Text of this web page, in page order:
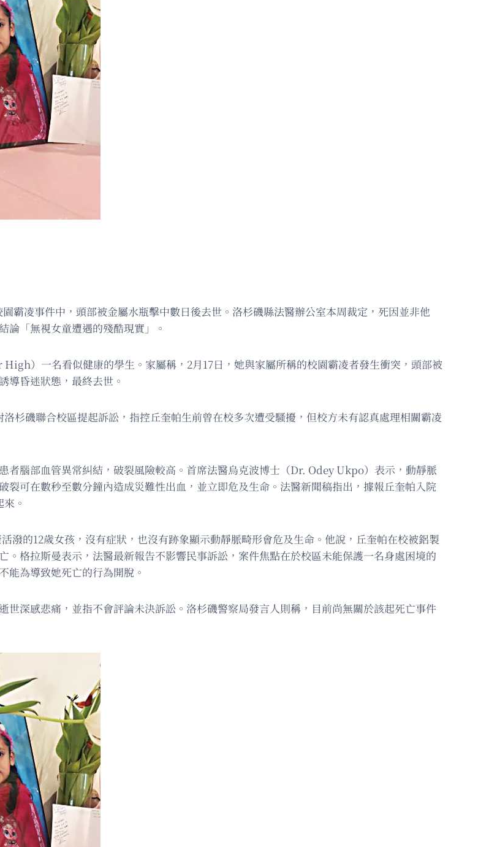
凌事件中，頭部被金屬水瓶擊中數日後去世。洛杉磯縣法醫辦公室本周裁定，死因並非他
論「無視女童遭遇的殘酷現實」。
）一名看似健康的學生。家屬稱，2月17日，她與家屬所稱的校園霸凌者發生衝突，頭部被
導昏迷狀態，最終去世。
杉磯聯合校區提起訴訟，指控丘奎帕生前曾在校多次遭受騷擾，但校方未有認真處理相關霸凌
者腦部血管異常糾結，破裂風險較高。首席法醫烏克波博士（Dr. Odey Ukpo）表示，動靜脈
可在數秒至數分鐘內造成災難性出血，並立即危及生命。法醫新聞稿指出，據報丘奎帕入院
。
的12歲女孩，沒有症狀，也沒有跡象顯示動靜脈畸形會危及生命。他說，丘奎帕在校被鋁製
格拉斯曼表示，法醫最新報告不影響民事訴訟，案件焦點在於校區未能保護一名身處困境的
能為導致她死亡的行為開脫。
深感悲痛，並指不會評論未決訴訟。洛杉磯警察局發言人則稱，目前尚無關於該起死亡事件